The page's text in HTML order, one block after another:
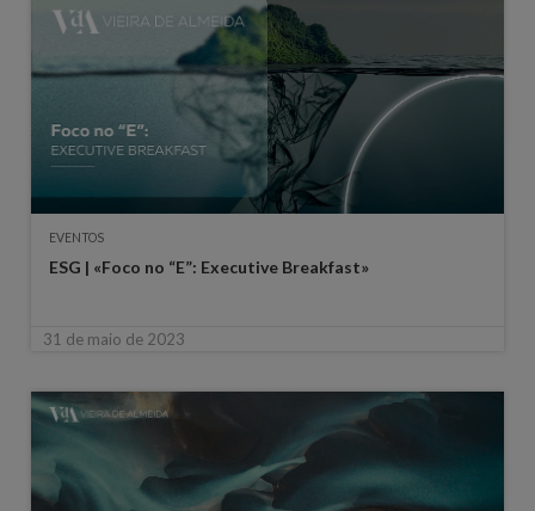
EVENTOS
ESG | «Foco no “E”: Executive Breakfast»
31 de maio de 2023